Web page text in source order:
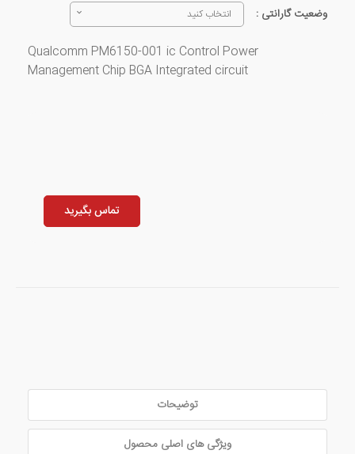
وضعیت گارانتی : انتخاب کنید
Qualcomm PM6150-001 ic Control Power
Management Chip BGA Integrated circuit
تماس بگیرید
توضیحات
ویژگی های اصلی محصول